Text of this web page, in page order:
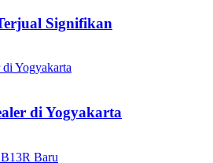
Signifikan
di Yogyakarta